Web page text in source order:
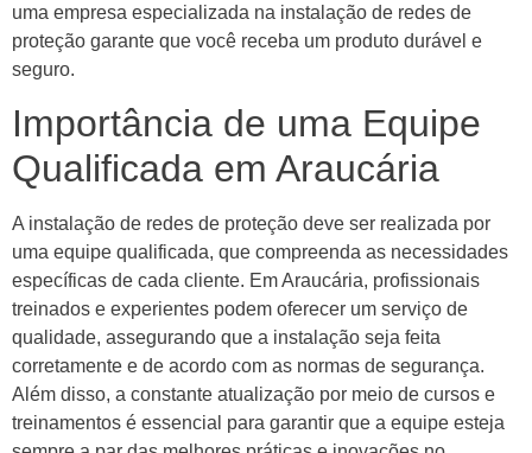
uma empresa especializada na instalação de redes de
proteção garante que você receba um produto durável e
seguro.
Importância de uma Equipe
Qualificada em Araucária
A instalação de redes de proteção deve ser realizada por
uma equipe qualificada, que compreenda as necessidades
específicas de cada cliente. Em Araucária, profissionais
treinados e experientes podem oferecer um serviço de
qualidade, assegurando que a instalação seja feita
corretamente e de acordo com as normas de segurança.
Além disso, a constante atualização por meio de cursos e
treinamentos é essencial para garantir que a equipe esteja